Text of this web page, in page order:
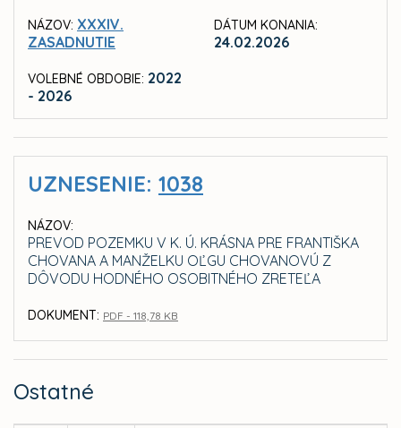
NÁZOV: XXXIV.
ZASADNUTIE
VOLEBNÉ OBDOBIE: 2022
- 2026
DÁTUM KONANIA:
24.02.2026
UZNESENIE: 1038
NÁZOV:
PREVOD POZEMKU V K. Ú. KRÁSNA PRE FRANTIŠKA
CHOVANA A MANŽELKU OĽGU CHOVANOVÚ Z
DÔVODU HODNÉHO OSOBITNÉHO ZRETEĽA
DOKUMENT: PDF - 118,78 KB
Ostatné